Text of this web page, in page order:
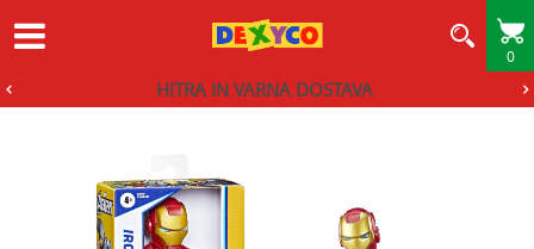
0
HITRA IN VARNA DOSTAVA